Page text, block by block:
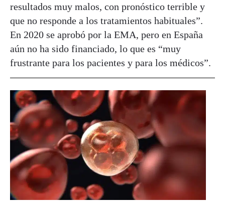
resultados muy malos, con pronóstico terrible y
que no responde a los tratamientos habituales”.
En 2020 se aprobó por la EMA, pero en España
aún no ha sido financiado, lo que es “muy
frustrante para los pacientes y para los médicos”.